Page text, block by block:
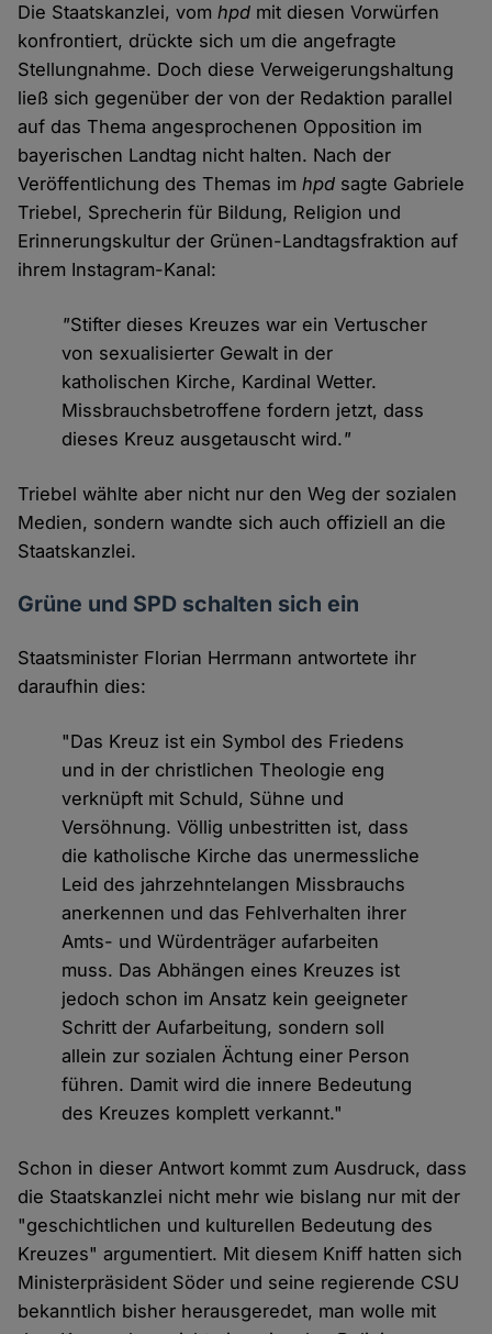
Die Staatskanzlei, vomhpd mit diesen Vorwürfen
konfrontiert, drückte sich um die angefragte
Stellungnahme. Doch diese Verweigerungshaltung
ließ sich gegenüber der von der Redaktion parallel
auf das Thema angesprochenen Opposition im
bayerischen Landtag nicht halten. Nach der
Veröffentlichung des Themas imhpd sagte Gabriele
Triebel, Sprecherin für Bildung, Religion und
Erinnerungskultur der Grünen-Landtagsfraktion auf
ihrem Instagram-Kanal:
"Stifter dieses Kreuzes war ein Vertuscher
von sexualisierter Gewalt in der
katholischen Kirche, Kardinal Wetter.
Missbrauchsbetroffene fordern jetzt, dass
dieses Kreuz ausgetauscht wird."
Triebel wählte aber nicht nur den Weg der sozialen
Medien, sondern wandte sich auch offiziell an die
Staatskanzlei.
Grüne und SPD schalten sich ein
Staatsminister Florian Herrmann antwortete ihr
daraufhin dies:
"Das Kreuz ist ein Symbol des Friedens
und in der christlichen Theologie eng
verknüpft mit Schuld, Sühne und
Versöhnung. Völlig unbestritten ist, dass
die katholische Kirche das unermessliche
Leid des jahrzehntelangen Missbrauchs
anerkennen und das Fehlverhalten ihrer
Amts- und Würdenträger aufarbeiten
muss. Das Abhängen eines Kreuzes ist
jedoch schon im Ansatz kein geeigneter
Schritt der Aufarbeitung, sondern soll
allein zur sozialen Ächtung einer Person
führen. Damit wird die innere Bedeutung
des Kreuzes komplett verkannt."
Schon in dieser Antwort kommt zum Ausdruck, dass
die Staatskanzlei nicht mehr wie bislang nur mit der
"geschichtlichen und kulturellen Bedeutung des
Kreuzes" argumentiert. Mit diesem Kniff hatten sich
Ministerpräsident Söder und seine regierende CSU
bekanntlich bisher herausgeredet, man wolle mit